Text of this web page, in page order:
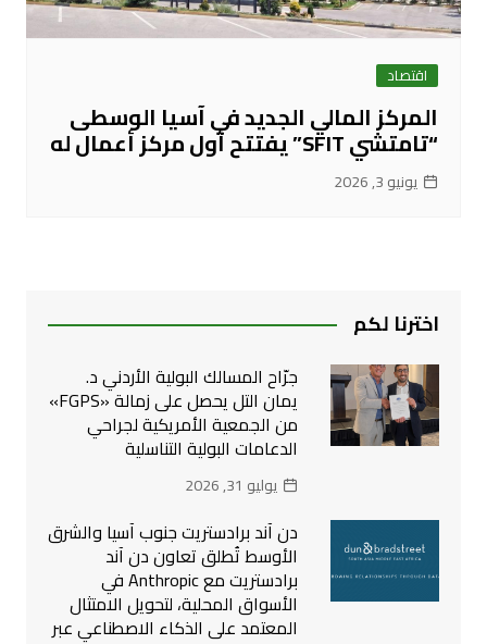
اقتصاد
المركز المالي الجديد في آسيا الوسطى
“تامتشي SFIT” يفتتح أول مركز أعمال له
يونيو 3, 2026
اخترنا لكم
جرّاح المسالك البولية الأردني د.
يمان التل يحصل على زمالة «FGPS»
من الجمعية الأمريكية لجراحي
الدعامات البولية التناسلية
يوليو 31, 2026
دن آند برادستريت جنوب آسيا والشرق
الأوسط تُطلق تعاون دن آند
برادستريت مع Anthropic في
الأسواق المحلية، لتحويل الامتثال
المعتمد على الذكاء الاصطناعي عبر